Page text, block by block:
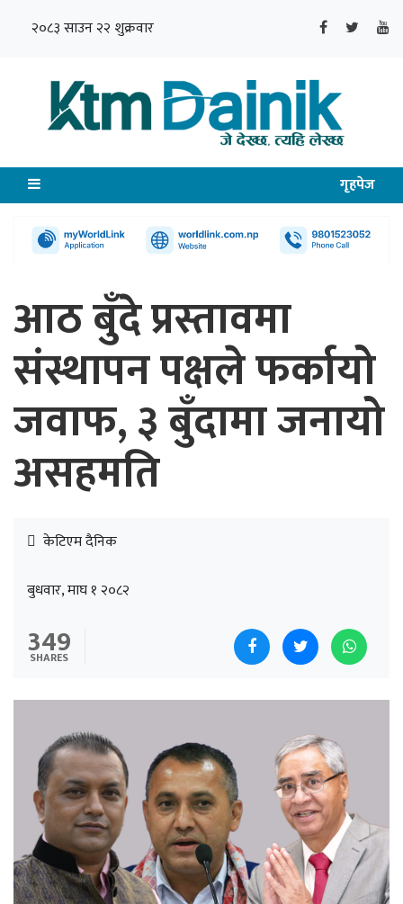
२०८३ साउन २२ शुक्रवार
गृहपेज
आठ बुँदे प्रस्तावमा
संस्थापन पक्षले फर्कायो
जवाफ, ३ बुँदामा जनायो
असहमति
केटिएम दैनिक
बुधवार, माघ १ २०८२
349
SHARES